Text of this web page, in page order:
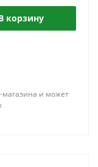
корзину
магазина и может